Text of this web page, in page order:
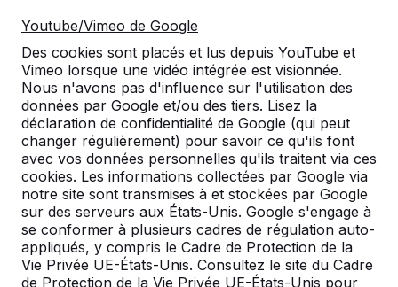
Youtube/Vimeo de Google
Des cookies sont placés et lus depuis YouTube et
Vimeo lorsque une vidéo intégrée est visionnée.
Nous n'avons pas d'influence sur l'utilisation des
données par Google et/ou des tiers. Lisez la
déclaration de confidentialité de Google (qui peut
changer régulièrement) pour savoir ce qu'ils font
avec vos données personnelles qu'ils traitent via ces
cookies. Les informations collectées par Google via
notre site sont transmises à et stockées par Google
sur des serveurs aux États-Unis. Google s'engage à
se conformer à plusieurs cadres de régulation auto-
appliqués, y compris le Cadre de Protection de la
Vie Privée UE-États-Unis. Consultez le site du Cadre
de Protection de la Vie Privée UE-États-Unis pour
Ajouter à l’offre
Livraison et mise en place gratuites en
Luxemburg.
Livré dans un délai de 4 semaines ouvrables.
Comment se fait la livraison ?Voir la vidéo
Table de pique-nique